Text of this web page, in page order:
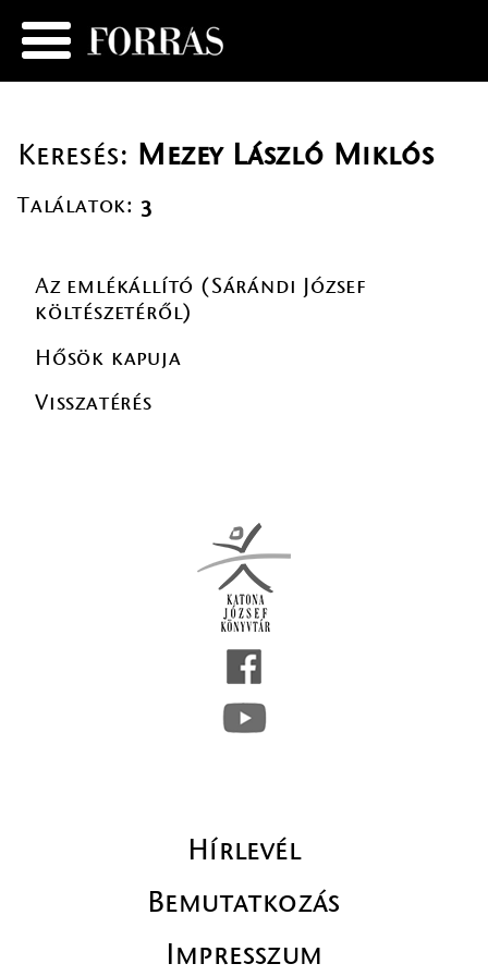
Keresés: Mezey László Miklós
Találatok: 3
Az emlékállító (Sárándi József
költészetéről)
Hősök kapuja
Visszatérés
Hírlevél
Bemutatkozás
Impresszum